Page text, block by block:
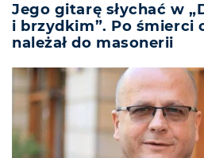
Jego gitarę słychać w
i brzydkim”. Po śmierci
należał do masonerii